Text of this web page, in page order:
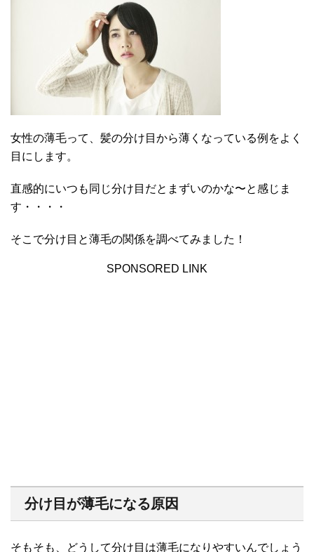
女性の薄毛って、髪の分け目から薄くなっている例をよく
目にします。
直感的にいつも同じ分け目だとまずいのかな〜と感じま
す・・・・
そこで分け目と薄毛の関係を調べてみました！
SPONSORED LINK
分け目が薄毛になる原因
そもそも、どうして分け目は薄毛になりやすいんでしょう